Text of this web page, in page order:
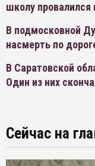
школу
В подмосковной
насмерть по
В Саратовской
Один из них
Сейчас на